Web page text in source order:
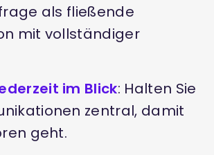
als fließende
mit vollständiger
im Blick: Halten Sie
zentral, damit
geht.